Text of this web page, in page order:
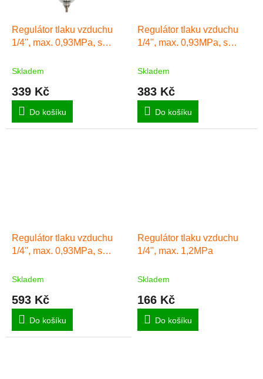
Regulátor tlaku vzduchu
1/4", max. 0,93MPa, s
Skladem
339 Kč
Do košíku
Regulátor tlaku vzduchu
1/4", max. 0,93MPa, s
přimazáváním (15ccm)
Skladem
383 Kč
Do košíku
Regulátor tlaku vzduchu
1/4", max. 0,93MPa, s
přimazáváním (60ccm)
Skladem
593 Kč
Do košíku
Regulátor tlaku vzduchu
1/4", max. 1,2MPa
Skladem
166 Kč
Do košíku